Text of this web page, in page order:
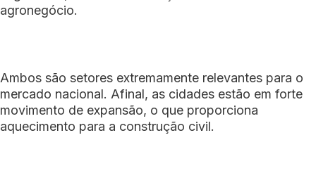
agronegócio.
Ambos são setores extremamente relevantes para o
mercado nacional. Afinal, as cidades estão em forte
movimento de expansão, o que proporciona
aquecimento para a construção civil.